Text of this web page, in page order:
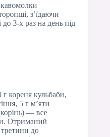
з’їдаючи
3-х раз на день під
кореня кульбаби,
5 г м’яти
— все
Отриманий
до